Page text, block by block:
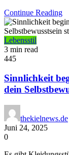
Continue Reading
Lebensstil
3 min read
445
Sinnlichkeit
dein
thekielnews.de
Juni 24, 2025
0